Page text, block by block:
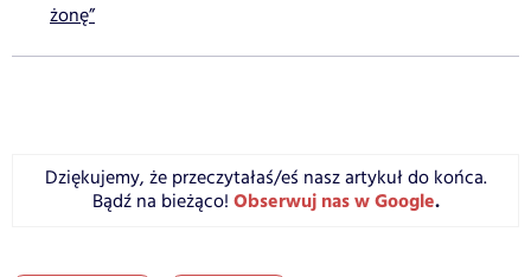
żonę”
Dziękujemy, że przeczytałaś/eś nasz artykuł do końca.
Bądź na bieżąco! Obserwuj nas w Google.